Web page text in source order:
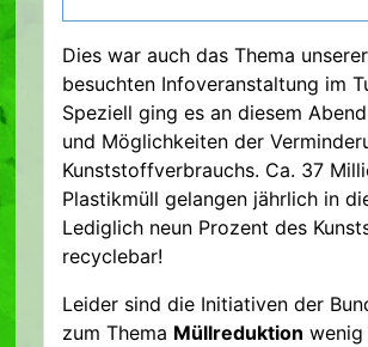
Dies war auch das Thema
besuchten Infoveranstaltung im
Speziell ging es an diesem
und Möglichkeiten der
Kunststoffverbrauchs. Ca. 37
Plastikmüll gelangen jährlich in
Lediglich neun Prozent des
recyclebar!
Leider sind die Initiativen der
zum Thema Müllreduktion